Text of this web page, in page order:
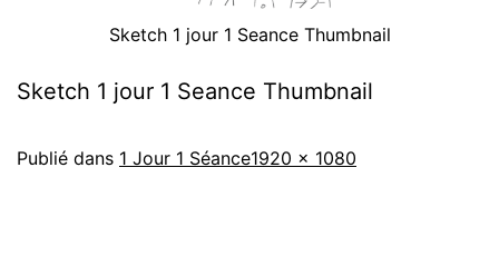
Sketch 1 jour 1 Seance Thumbnail
Sketch 1 jour 1 Seance Thumbnail
Publié dans 1 Jour 1 Séance1920 × 1080